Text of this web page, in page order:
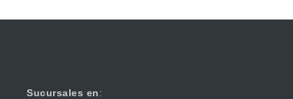
Sucursales en: